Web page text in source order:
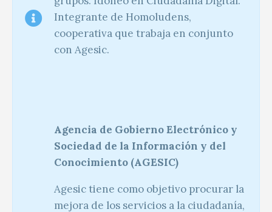
Integrante de Homoludens,
cooperativa que trabaja en conjunto
con Agesic.
Agencia de Gobierno Electrónico y
Sociedad de la Información y del
Conocimiento (AGESIC)
Agesic tiene como objetivo procurar la
mejora de los servicios a la ciudadanía,